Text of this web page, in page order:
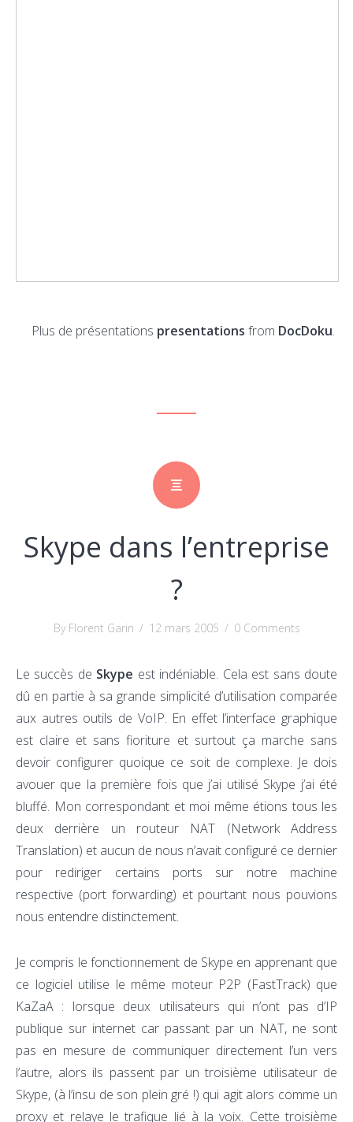
Plus de présentations presentations from DocDoku.
Skype dans l’entreprise
?
By Florent Garin / 12 mars 2005 / 0 Comments
Le succès de Skype est indéniable. Cela est sans doute
dû en partie à sa grande simplicité d’utilisation comparée
aux autres outils de VoIP. En effet l’interface graphique
est claire et sans fioriture et surtout ça marche sans
devoir configurer quoique ce soit de complexe. Je dois
avouer que la première fois que j’ai utilisé Skype j’ai été
bluffé. Mon correspondant et moi même étions tous les
deux derrière un routeur NAT (Network Address
Translation) et aucun de nous n’avait configuré ce dernier
pour rediriger certains ports sur notre machine
respective (port forwarding) et pourtant nous pouvions
nous entendre distinctement.
Je compris le fonctionnement de Skype en apprenant que
ce logiciel utilise le même moteur P2P (FastTrack) que
KaZaA : lorsque deux utilisateurs qui n’ont pas d’IP
publique sur internet car passant par un NAT, ne sont
pas en mesure de communiquer directement l’un vers
l’autre, alors ils passent par un troisième utilisateur de
Skype, (à l’insu de son plein gré !) qui agit alors comme un
proxy et relaye le trafique lié à la voix. Cette troisième